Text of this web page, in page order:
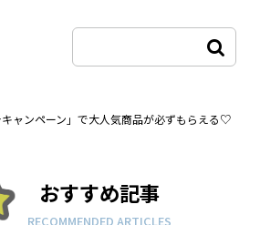
ャンペーン」で大人気商品が必ずもらえる♡
おすすめ記事
RECOMMENDED ARTICLES